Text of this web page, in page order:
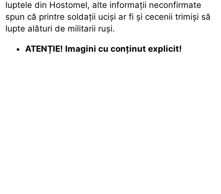
luptele din Hostomel, alte informații neconfirmate
spun că printre soldații uciși ar fi și cecenii trimiși să
lupte alături de militarii ruși.
ATENȚIE! Imagini cu conținut explicit!